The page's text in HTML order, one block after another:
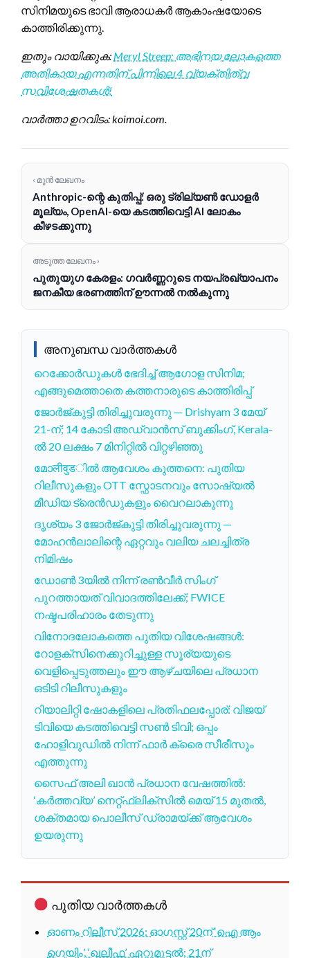
സിനിമയുടെ ഭാവി ആരാധകർ ആകാംഷയോടെ
കാത്തിരിക്കുന്നു.
ഇതും വായിക്കുക: Meryl Streep: അഭിനയ ലോകത്തെ
അതികായ എന്നതിന് പിന്നിലെ 4 വ്യക്തിത്വ
സവിശേഷതകൾ!
വാർത്താ ഉറവിടം: koimoi.com.
‹ മുൻ ലേഖനം
Anthropic-ന്റെ കുതിപ്പ്: ഒരു ട്രില്യൺ ഡോളർ
മൂല്യം, OpenAI-യെ കടത്തിവെട്ടി AI ലോകം
കീഴടക്കുന്നു
അടുത്ത ലേഖനം ›
പുതുയുഗ കേരളം: ഗവർണ്ണറുടെ നയപ്രഖ്യാപനം
ജനകീയ ഭരണത്തിന് ഊന്നൽ നൽകുന്നു
അനുബന്ധ വാർത്തകൾ
റെക്കോർഡുകൾ ഭേദിച്ച് ആഗോള സിനിമ;
എങ്ങുമെത്താതെ കത്തനാരുടെ കാത്തിരിപ്പ്
ജോർജ്കുട്ടി തിരിച്ചുവരുന്നു — Drishyam 3 മേയ്
21-ന്; 14 കോടി അഡ്വാൻസ് ബുക്കിംഗ്, Kerala-
ൽ 20 ലക്ഷം 7 മിനിറ്റിൽ വിറ്റഴിഞ്ഞു
മോलीवुडിൽ ആവേശം കുത്തനെ: പുതിയ
റിലീസുകളും OTT സ്ഫോടനവും സോഷ്യൽ
മീഡിയ ട്രെൻഡുകളും വൈറലാകുന്നു
ദൃശ്യം 3 ജോർജ്കുട്ടി തിരിച്ചുവരുന്നു —
മോഹൻലാലിന്റെ ഏറ്റവും വലിയ ചലച്ചിത്ര
നിമിഷം
ഡോൺ 3യിൽ നിന്ന് രൺവീർ സിംഗ്
പുറത്തായത് വിവാദത്തിലേക്ക്; FWICE
നഷ്ടപരിഹാരം തേടുന്നു
വിനോദലോകത്തെ പുതിയ വിശേഷങ്ങൾ:
റോളക്സിനെക്കുറിച്ചുള്ള സൂര്യയുടെ
വെളിപ്പെടുത്തലും ഈ ആഴ്‌ചയിലെ പ്രധാന
ഒടിടി റിലീസുകളും
റിയാലിറ്റി ഷോകളിലെ പ്രതിഫലപ്പോര്: വിജയ്
ടിവിയെ കടത്തിവെട്ടി സൺ ടിവി; ഒപ്പം
ഹോളിവുഡിൽ നിന്ന് ഫാർ ക്രൈ സീരീസും
എത്തുന്നു
സൈഫ് അലി ഖാൻ പ്രധാന വേഷത്തിൽ:
‘കർത്തവ്യ’ നെറ്റ്ഫ്ലിക്സിൽ മെയ് 15 മുതൽ,
ശക്തമായ പൊലീസ് ഡ്രാമയ്ക്ക് ആവേശം
ഉയരുന്നു
പുതിയ വാർത്തകൾ
ഓണം റിലീസ് 2026: ഓഗസ്റ്റ് 20ന് ‘ഐ ആം
ഗെയിം’, ‘ഖലീഫ’ ഏറ്റുമുട്ടൽ; 21ന്